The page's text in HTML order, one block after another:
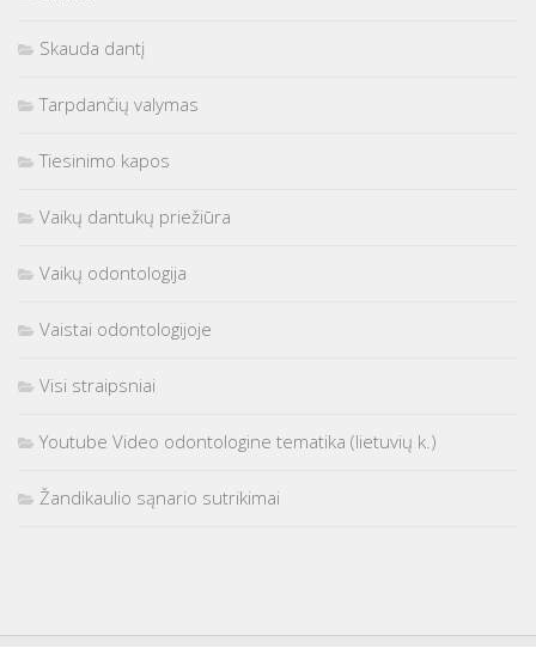
Skauda dantį
Tarpdančių valymas
Tiesinimo kapos
Vaikų dantukų priežiūra
Vaikų odontologija
Vaistai odontologijoje
Visi straipsniai
Youtube Video odontologine tematika (lietuvių k.)
Žandikaulio sąnario sutrikimai